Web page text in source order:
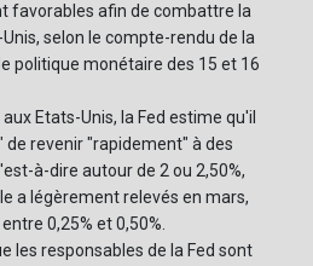
favorables afin de combattre la
selon le compte-rendu de la
politique monétaire des 15 et 16
Etats-Unis, la Fed estime qu'il
revenir "rapidement" à des
à-dire autour de 2 ou 2,50%,
a légèrement relevés en mars,
0,25% et 0,50%.
les responsables de la Fed sont